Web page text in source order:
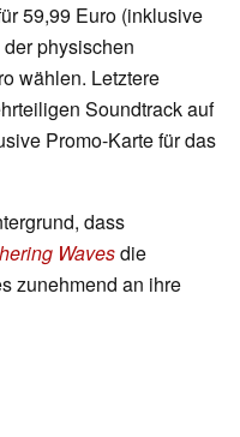
59,99 Euro (inklusive
physischen
wählen. Letztere
Soundtrack auf
Promo-Karte für das
dass
Wavesdie
zunehmend an ihre